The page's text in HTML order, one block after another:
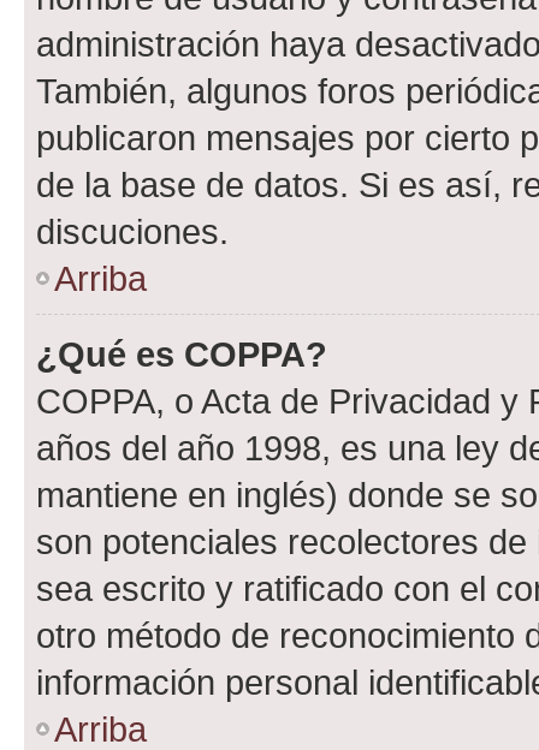
administración haya
También, algunos foros
publicaron mensajes por cierto
de la base de datos. Si es así,
discuciones.
Arriba
¿Qué es COPPA?
COPPA, o Acta de Privacidad
años del año 1998, es una ley
mantiene en inglés) donde se
son potenciales recolectores
sea escrito y ratificado con el
otro método de reconocimiento
información personal
Arriba